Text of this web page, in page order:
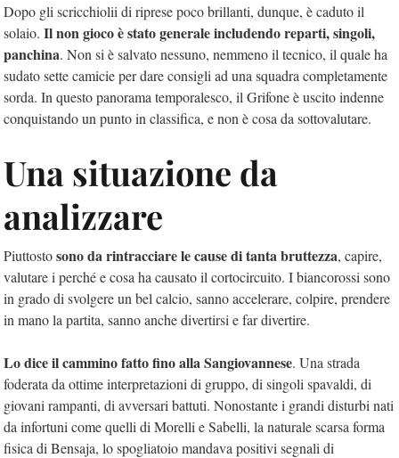
Dopo gli scricchiolii di riprese poco brillanti, dunque, è caduto il
solaio. Il non gioco è stato generale includendo reparti, singoli,
panchina. Non si è salvato nessuno, nemmeno il tecnico, il quale ha
sudato sette camicie per dare consigli ad una squadra completamente
sorda. In questo panorama temporalesco, il Grifone è uscito indenne
conquistando un punto in classifica, e non è cosa da sottovalutare.
Una situazione da
analizzare
Piuttostosono da rintracciare le cause di tanta bruttezza, capire,
valutare i perché e cosa ha causato il cortocircuito. I biancorossi sono
in grado di svolgere un bel calcio, sanno accelerare, colpire, prendere
in mano la partita, sanno anche divertirsi e far divertire.
Lo dice il cammino fatto fino alla Sangiovannese. Una strada
foderata da ottime interpretazioni di gruppo, di singoli spavaldi, di
giovani rampanti, di avversari battuti. Nonostante i grandi disturbi nati
da infortuni come quelli di Morelli e Sabelli, la naturale scarsa forma
fisica di Bensaja, lo spogliatoio mandava positivi segnali di